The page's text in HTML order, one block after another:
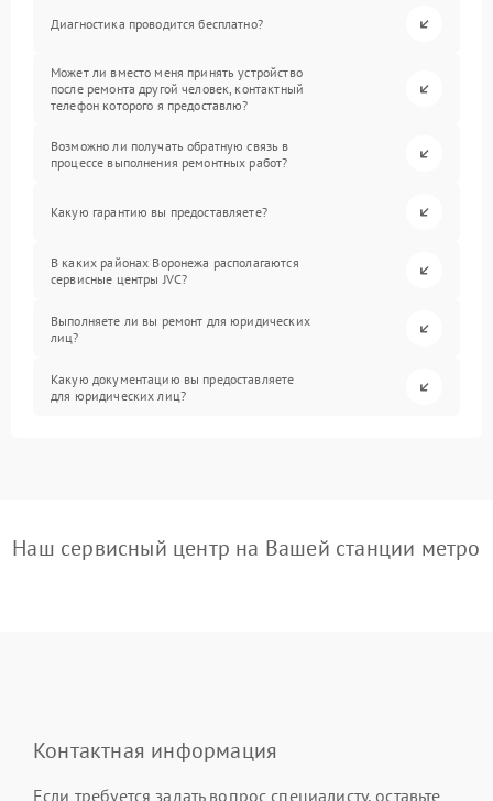
Диагностика проводится бесплатно?
Может ли вместо меня принять устройство
после ремонта другой человек, контактный
телефон которого я предоставлю?
Возможно ли получать обратную связь в
процессе выполнения ремонтных работ?
Какую гарантию вы предоставляете?
В каких районах Воронежа располагаются
сервисные центры JVC?
Выполняете ли вы ремонт для юридических
лиц?
Какую документацию вы предоставляете
для юридических лиц?
Наш сервисный центр на Вашей станции метро
Контактная информация
Если требуется задать вопрос специалисту, оставьте